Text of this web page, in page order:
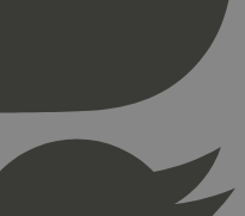
Utløpsdato
Hotjar Ltd
.svanemerket.no
minutter
54
sekunder